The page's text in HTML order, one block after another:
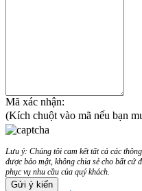
Mã xác nhận:
(Kích chuột vào mã nếu bạn
Lưu ý: Chúng tôi cam kết tất cả các
được bảo mật, không chia sẻ cho bất cứ
phục vụ nhu cầu của quý khách.